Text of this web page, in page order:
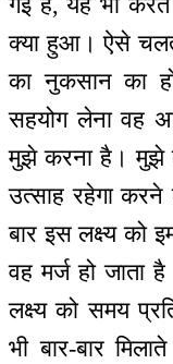
क्या हुआ। ऐसे
का नुकसान का
सहयोग लेना वह
मुझे करना है। मुझे
उत्साह रहेगा
बार इस लक्ष्य को
वह मर्ज हो जाता
लक्ष्य को समय
भी बार-बार